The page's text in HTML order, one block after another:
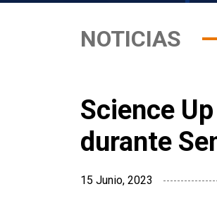
NOTICIAS
Science
durante
15 Junio, 2023